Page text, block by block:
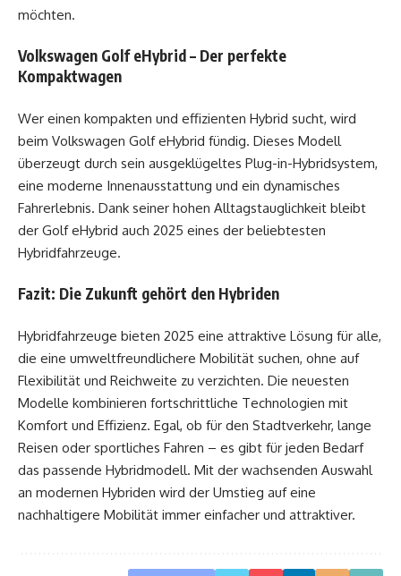
möchten.
Volkswagen Golf eHybrid – Der perfekte
Kompaktwagen
Wer einen kompakten und effizienten Hybrid sucht, wird
beim Volkswagen Golf eHybrid fündig. Dieses Modell
überzeugt durch sein ausgeklügeltes Plug-in-Hybridsystem,
eine moderne Innenausstattung und ein dynamisches
Fahrerlebnis. Dank seiner hohen Alltagstauglichkeit bleibt
der Golf eHybrid auch 2025 eines der beliebtesten
Hybridfahrzeuge.
Fazit: Die Zukunft gehört den Hybriden
Hybridfahrzeuge bieten 2025 eine attraktive Lösung für alle,
die eine umweltfreundlichere Mobilität suchen, ohne auf
Flexibilität und Reichweite zu verzichten. Die neuesten
Modelle kombinieren fortschrittliche Technologien mit
Komfort und Effizienz. Egal, ob für den Stadtverkehr, lange
Reisen oder sportliches Fahren – es gibt für jeden Bedarf
das passende Hybridmodell. Mit der wachsenden Auswahl
an modernen Hybriden wird der Umstieg auf eine
nachhaltigere Mobilität immer einfacher und attraktiver.